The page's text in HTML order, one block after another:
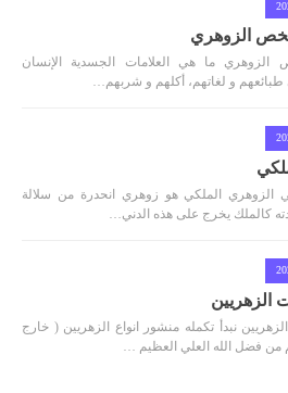
الزوهري
الزوهري ما هي العلامات الجسدية الإنسان
و لغاتهم، أكلهم و شربهم…
الزوهري الملكي هو زوهري انحدرة من سلالة
كالملك يخرج على هذه الدني…
الزهريين
نبدأ تكمله منشور انواع الزهريين ( خارج
فضل الله العلي العظيم …